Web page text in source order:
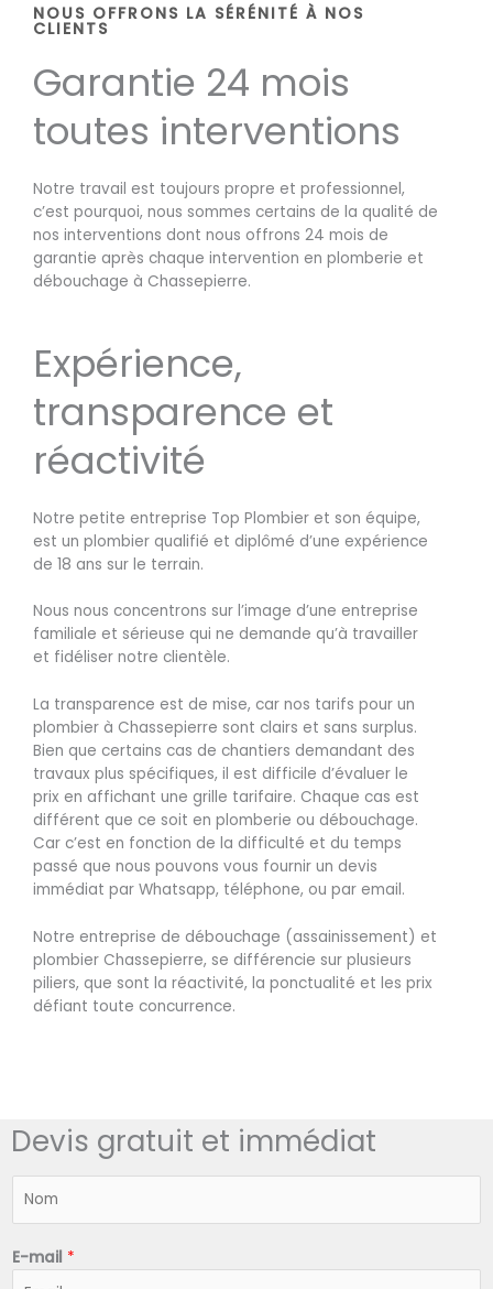
NOUS OFFRONS LA SÉRÉNITÉ À NOS
CLIENTS
Garantie 24 mois
toutes interventions
Notre travail est toujours propre et professionnel,
c’est pourquoi, nous sommes certains de la qualité de
nos interventions dont nous offrons 24 mois de
garantie après chaque intervention en plomberie et
débouchage à Chassepierre.
Expérience,
transparence et
réactivité
Notre petite entreprise Top Plombier et son équipe,
est un plombier qualifié et diplômé d’une expérience
de 18 ans sur le terrain.
Nous nous concentrons sur l’image d’une entreprise
familiale et sérieuse qui ne demande qu’à travailler
et fidéliser notre clientèle.
La transparence est de mise, car nos tarifs pour un
plombier à Chassepierre sont clairs et sans surplus.
Bien que certains cas de chantiers demandant des
travaux plus spécifiques, il est difficile d’évaluer le
prix en affichant une grille tarifaire. Chaque cas est
différent que ce soit en plomberie ou débouchage.
Car c’est en fonction de la difficulté et du temps
passé que nous pouvons vous fournir un devis
immédiat par Whatsapp, téléphone, ou par email.
Notre entreprise de débouchage (assainissement) et
plombier Chassepierre, se différencie sur plusieurs
piliers, que sont la réactivité, la ponctualité et les prix
défiant toute concurrence.
Devis gratuit et immédiat
*
E-mail *